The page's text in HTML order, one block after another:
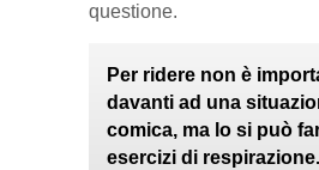
questione.
Per ridere non è
davanti ad una
comica, ma lo si può
esercizi di respirazione.